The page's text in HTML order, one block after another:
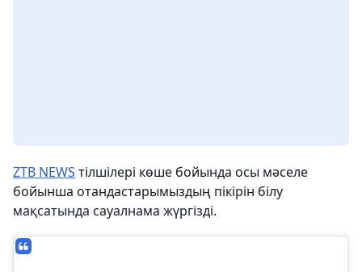
ZTB NEWS тілшілері көше бойында осы мәселе
бойынша отандастарымыздың пікірін білу
мақсатында сауалнама жүргізді.